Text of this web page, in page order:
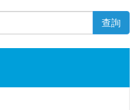
查詢